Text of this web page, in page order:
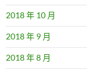
2018 年 10 月
2018 年 9 月
2018 年 8 月